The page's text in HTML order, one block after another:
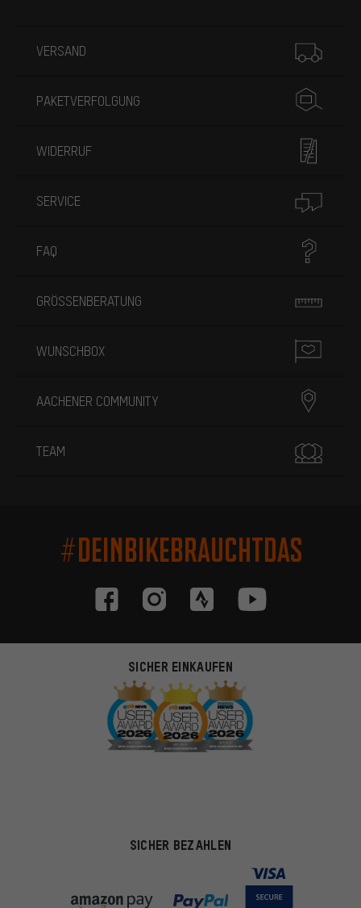
VERSAND
PAKETVERFOLGUNG
WIDERRUF
SERVICE
FAQ
GRÖSSENBERATUNG
WUNSCHBOX
AACHENER COMMUNITY
TEAM
#DEINBIKEBRAUCHTDAS
SICHER EINKAUFEN
SICHER BEZAHLEN